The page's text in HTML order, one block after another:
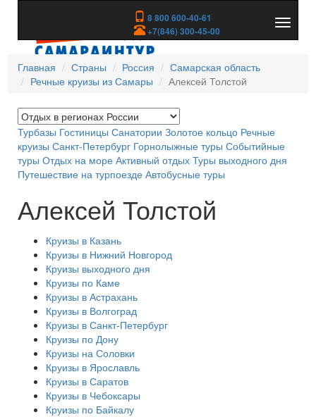
8 800 600-40-61
+7(846) 300-45-00
скрыть
Главная
Страны Россия
Самарская область
Речные круизы из Самары
Алексей Толстой
Турбазы Гостиницы Санатории Золотое кольцо Речные
круизы Санкт-Петербург Горнолыжные туры Событийные
туры Отдых на море Активный отдых Туры выходного дня
Путешествие на турпоезде Автобусные туры
Алексей Толстой
Круизы в Казань
Круизы в Нижний Новгород
Круизы выходного дня
Круизы по Каме
Круизы в Астрахань
Круизы в Волгоград
Круизы в Санкт-Петербург
Круизы по Дону
Круизы на Соловки
Круизы в Ярославль
Круизы в Саратов
Круизы в Чебоксары
Круизы по Байкалу